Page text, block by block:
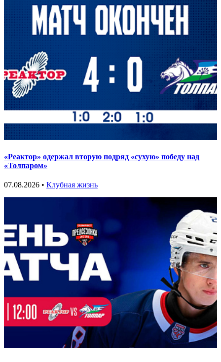
«Реактор» одержал вторую подряд «сухую» победу над
«Толпаром»
07.08.2026 • Клубная жизнь